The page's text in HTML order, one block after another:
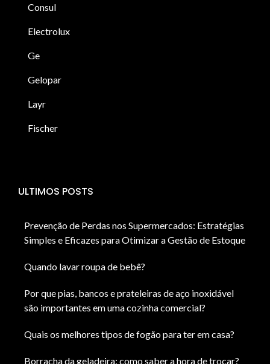
Consul
Electrolux
Ge
Gelopar
Layr
Fischer
ULTIMOS POSTS
Prevenção de Perdas nos Supermercados: Estratégias
Simples e Eficazes para Otimizar a Gestão de Estoque
Quando lavar roupa de bebê?
Por que pias, bancos e prateleiras de aço inoxidável
são importantes em uma cozinha comercial?
Quais os melhores tipos de fogão para ter em casa?
Borracha da geladeira: como saber a hora de trocar?